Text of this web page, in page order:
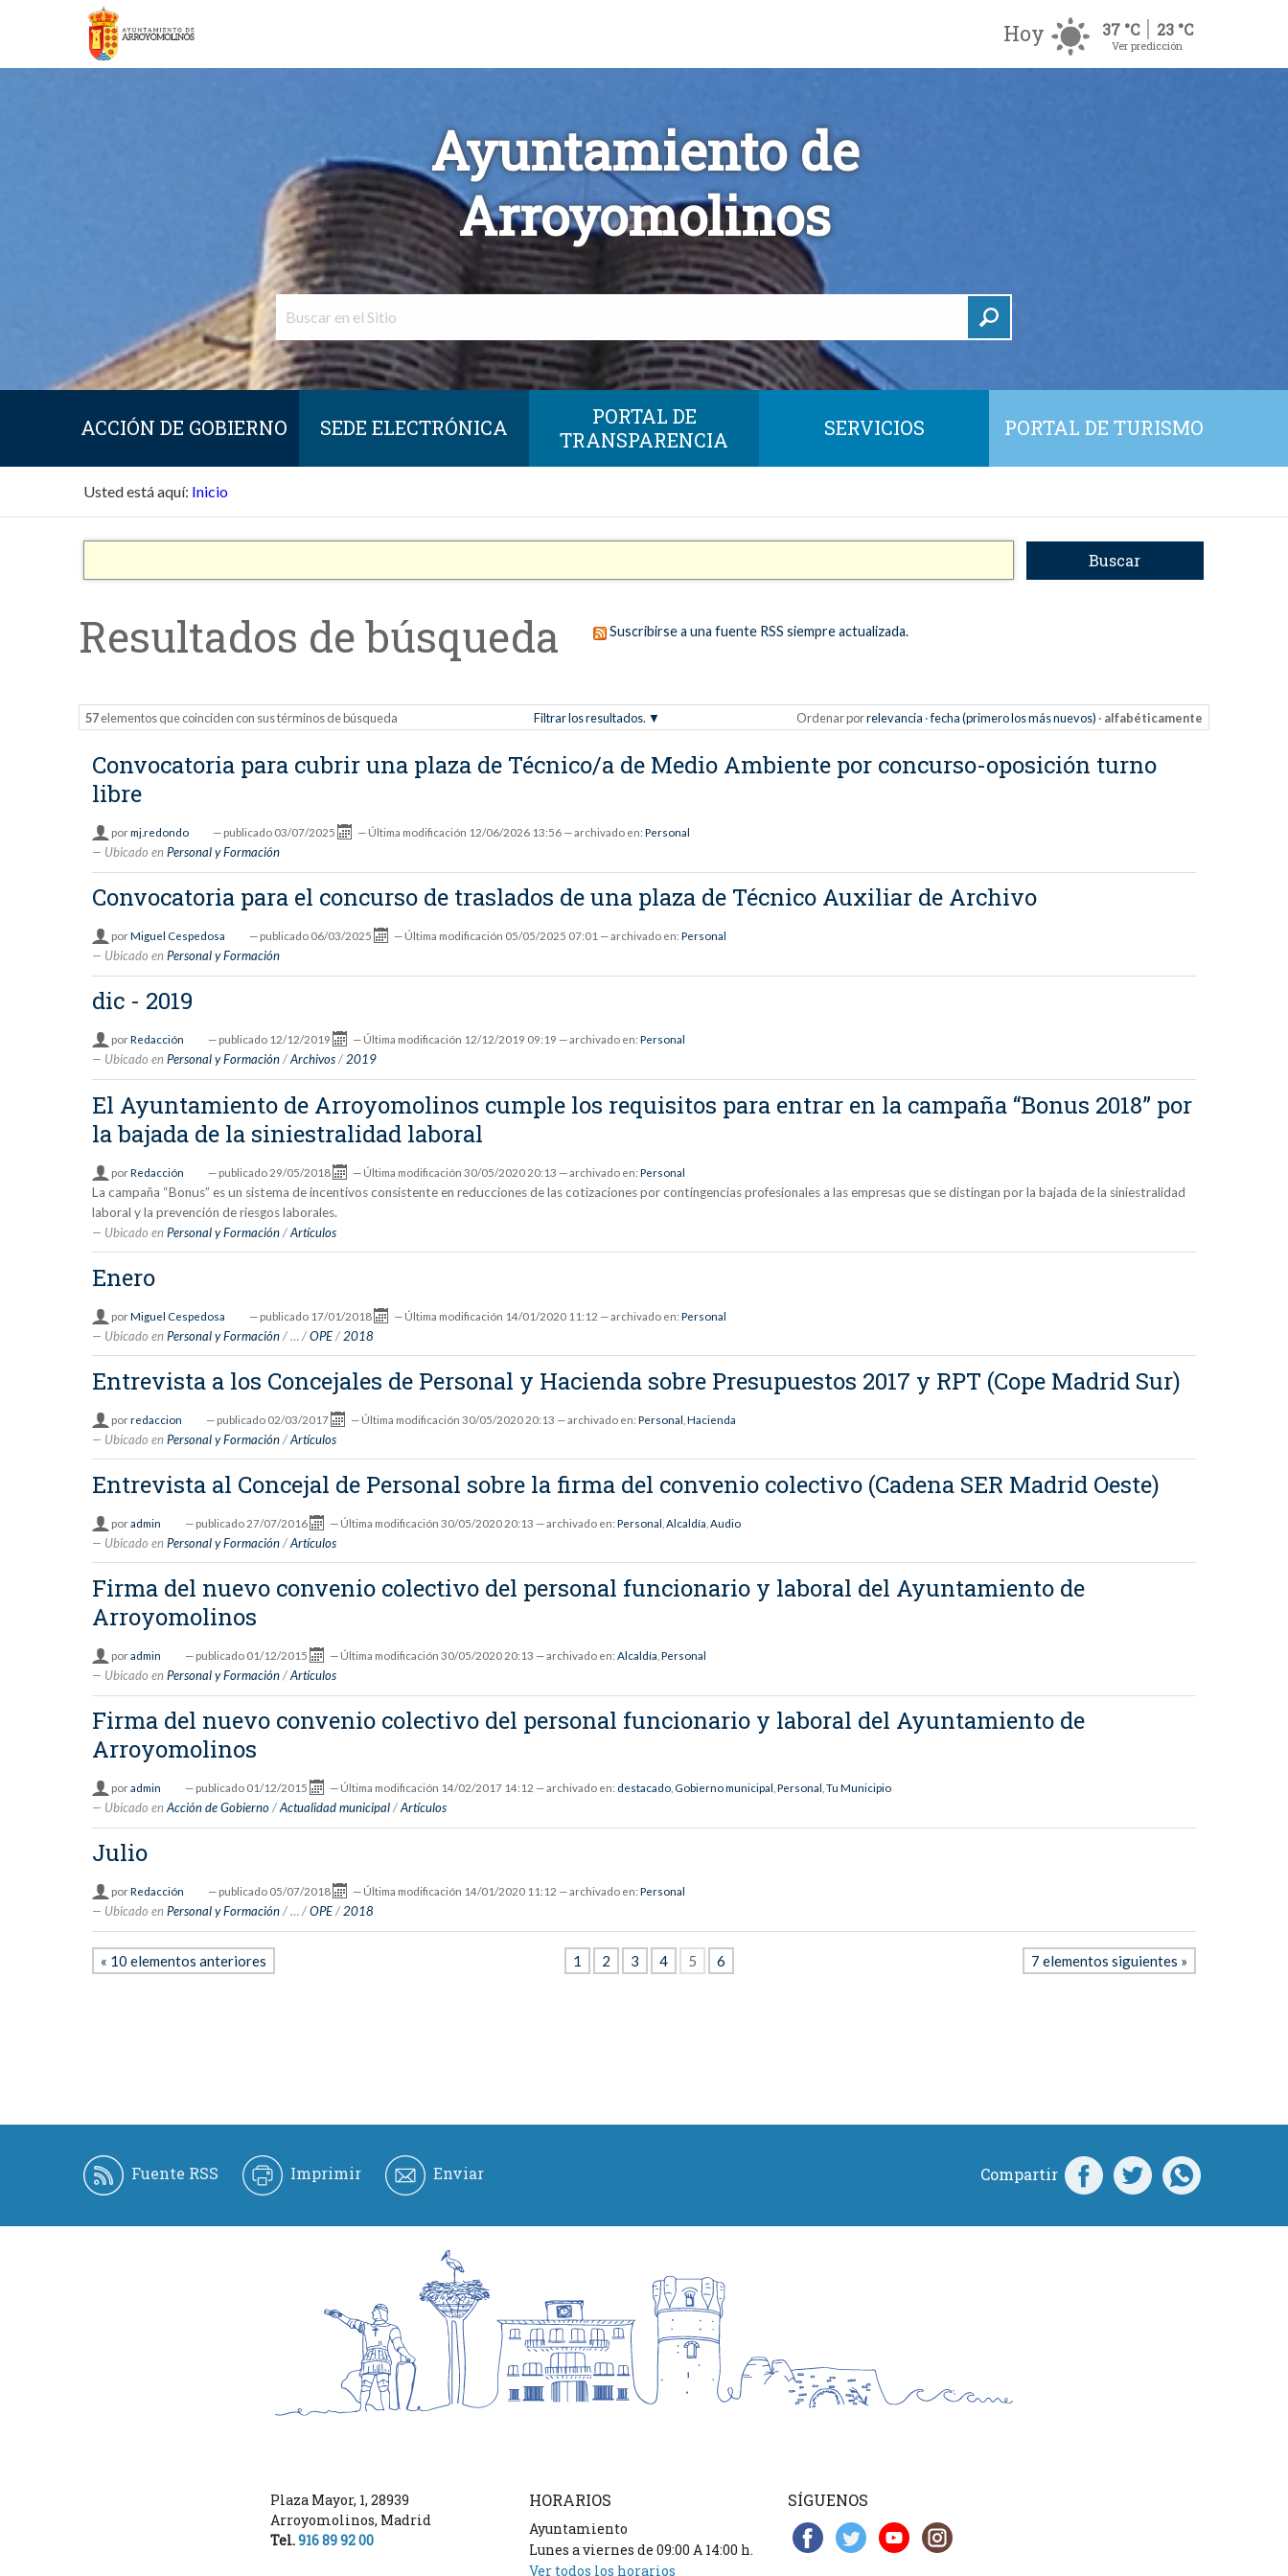
Hoy 37 °C 23 °C
Ver predicción
Ayuntamiento de
Arroyomolinos
ACCIÓN DE GOBIERNO SEDE ELECTRÓNICA
PORTAL DE
TRANSPARENCIA
SERVICIOS PORTAL DE TURISMO
Usted está aquí: Inicio
Resultados de búsqueda Suscribirse a una fuente RSS siempre actualizada.
57elementos que coinciden con sus términos de búsqueda Filtrar los resultados. Ordenar porrelevancia ·fecha (primero los más nuevos) · alfabéticamente
Convocatoria para cubrir una plaza de Técnico/a de Medio Ambiente por concurso-oposición turno
libre
pormj.redondo — publicado03/07/2025 — Última modificación 12/06/2026 13:56 — archivado en:Personal
Ubicado en Personal y Formación
Convocatoria para el concurso de traslados de una plaza de Técnico Auxiliar de Archivo
porMiguel Cespedosa — publicado06/03/2025 — Última modificación 05/05/2025 07:01 — archivado en:Personal
Ubicado en Personal y Formación
dic - 2019
porRedacción — publicado12/12/2019 — Última modificación 12/12/2019 09:19 — archivado en:Personal
Ubicado en Personal y Formación /Archivos /2019
El Ayuntamiento de Arroyomolinos cumple los requisitos para entrar en la campaña “Bonus 2018” por
la bajada de la siniestralidad laboral
porRedacción — publicado29/05/2018 — Última modificación 30/05/2020 20:13 — archivado en:Personal
La campaña “Bonus” es un sistema de incentivos consistente en reducciones de las cotizaciones por contingencias profesionales a las empresas que se distingan por la bajada de la siniestralidad
laboral y la prevención de riesgos laborales.
Ubicado en Personal y Formación /Artículos
Enero
porMiguel Cespedosa — publicado17/01/2018 — Última modificación 14/01/2020 11:12 — archivado en:Personal
Ubicado en Personal y Formación /…/OPE / 2018
Entrevista a los Concejales de Personal y Hacienda sobre Presupuestos 2017 y RPT (Cope Madrid Sur)
porredaccion — publicado02/03/2017 — Última modificación 30/05/2020 20:13 — archivado en:Personal ,Hacienda
Ubicado en Personal y Formación /Artículos
Entrevista al Concejal de Personal sobre la firma del convenio colectivo (Cadena SER Madrid Oeste)
poradmin — publicado27/07/2016 — Última modificación 30/05/2020 20:13 — archivado en:Personal ,Alcaldía ,Audio
Ubicado en Personal y Formación /Artículos
Firma del nuevo convenio colectivo del personal funcionario y laboral del Ayuntamiento de
Arroyomolinos
poradmin — publicado01/12/2015 — Última modificación 30/05/2020 20:13 — archivado en:Alcaldía ,Personal
Ubicado en Personal y Formación /Artículos
Firma del nuevo convenio colectivo del personal funcionario y laboral del Ayuntamiento de
Arroyomolinos
poradmin — publicado01/12/2015 — Última modificación 14/02/2017 14:12 — archivado en: destacado Gobierno municipal ,Personal ,Tu Municipio
Ubicado en Acción de Gobierno /Actualidad municipal /Artículos
Julio
porRedacción — publicado05/07/2018 — Última modificación 14/01/2020 11:12 — archivado en:Personal
Ubicado en Personal y Formación /…/OPE / 2018
« 10 elementos anteriores 7 elementos siguientes »
1 2 3 4 5 6
Fuente RSS Imprimir Enviar Compartir
Plaza Mayor, 1, 28939
Arroyomolinos, Madrid
Tel.916 89 92 00
HORARIOS
Ayuntamiento
Lunes a viernes de 09:00 A 14:00 h.
Ver todos los horarios
SÍGUENOS